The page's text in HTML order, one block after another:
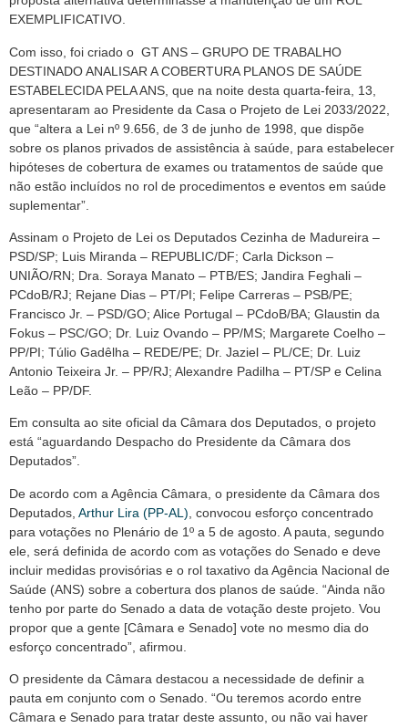
EXEMPLIFICATIVO.
Com isso, foi criado o GT ANS – GRUPO DE TRABALHO
DESTINADO ANALISAR A COBERTURA PLANOS DE SAÚDE
ESTABELECIDA PELA ANS, que na noite desta quarta-feira, 13,
apresentaram ao Presidente da Casa o Projeto de Lei 2033/2022,
que “altera a Lei nº 9.656, de 3 de junho de 1998, que dispõe
sobre os planos privados de assistência à saúde, para estabelecer
hipóteses de cobertura de exames ou tratamentos de saúde que
não estão incluídos no rol de procedimentos e eventos em saúde
suplementar”.
Assinam o Projeto de Lei os Deputados Cezinha de Madureira –
PSD/SP; Luis Miranda – REPUBLIC/DF; Carla Dickson –
UNIÃO/RN; Dra. Soraya Manato – PTB/ES; Jandira Feghali –
PCdoB/RJ; Rejane Dias – PT/PI; Felipe Carreras – PSB/PE;
Francisco Jr. – PSD/GO; Alice Portugal – PCdoB/BA; Glaustin da
Fokus – PSC/GO; Dr. Luiz Ovando – PP/MS; Margarete Coelho –
PP/PI; Túlio Gadêlha – REDE/PE; Dr. Jaziel – PL/CE; Dr. Luiz
Antonio Teixeira Jr. – PP/RJ; Alexandre Padilha – PT/SP e Celina
Leão – PP/DF.
Em consulta ao site oficial da Câmara dos Deputados, o projeto
está “aguardando Despacho do Presidente da Câmara dos
Deputados”.
De acordo com a Agência Câmara, o presidente da Câmara dos
Deputados, Arthur Lira (PP-AL) , convocou esforço concentrado
para votações no Plenário de 1º a 5 de agosto. A pauta, segundo
ele, será definida de acordo com as votações do Senado e deve
incluir medidas provisórias e o rol taxativo da Agência Nacional de
Saúde (ANS) sobre a cobertura dos planos de saúde. “Ainda não
tenho por parte do Senado a data de votação deste projeto. Vou
propor que a gente [Câmara e Senado] vote no mesmo dia do
esforço concentrado”, afirmou.
O presidente da Câmara destacou a necessidade de definir a
pauta em conjunto com o Senado. “Ou teremos acordo entre
Câmara e Senado para tratar deste assunto, ou não vai haver